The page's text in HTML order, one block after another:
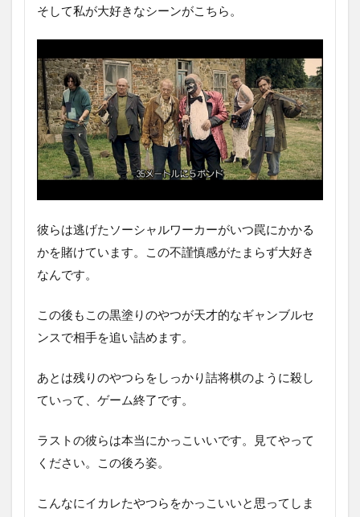
そして私が大好きなシーンがこちら。
彼らは逃げたソーシャルワーカーがいつ罠にかかる
かを賭けています。この不謹慎感がたまらず大好き
なんです。
この後もこの黒塗りのやつが天才的なギャンブルセ
ンスで相手を追い詰めます。
あとは残りのやつらをしっかり詰将棋のように殺し
ていって、ゲーム終了です。
ラストの彼らは本当にかっこいいです。見てやって
ください。この後ろ姿。
こんなにイカレたやつらをかっこいいと思ってしま